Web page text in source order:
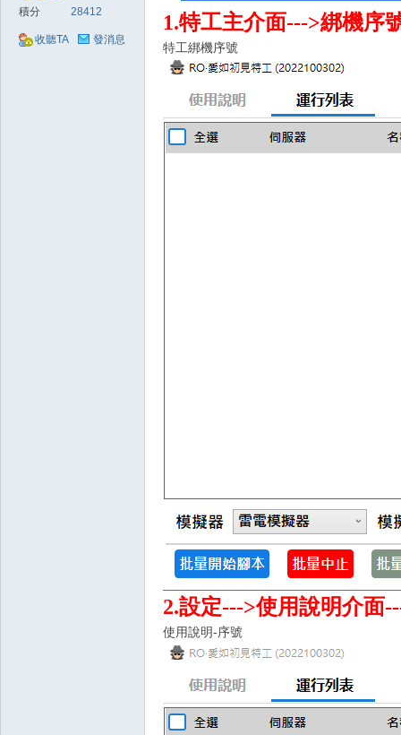
積分 28412
收聽TA 發消息
1.特工主介面--->綁機序
特工綁機序號
2.設定--->使用說明介面
使用說明-序號